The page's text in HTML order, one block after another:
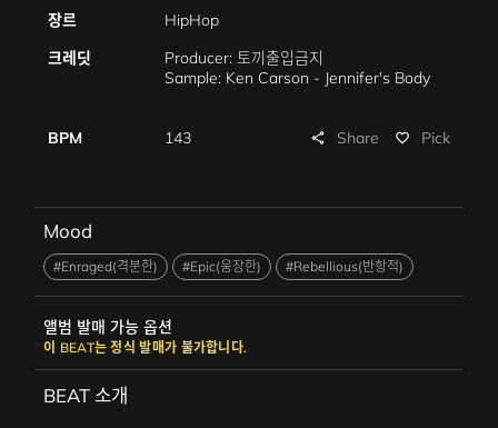
장르
HipHop
크레딧
Producer: 토끼출입금지
Sample: Ken Carson - Jennifer's Body
BPM 143 share Share favorite_border Pick
Mood
#Enraged(격분한) #Epic(웅장한) #Rebellious(반항적)
앨범 발매 가능 옵션
이 BEAT는 정식 발매가 불가합니다.
BEAT 소개